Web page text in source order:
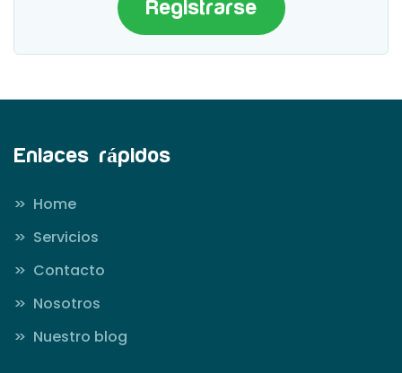
Registrarse
Enlaces rápidos
>> Home
>> Servicios
>> Contacto
>> Nosotros
>> Nuestro blog